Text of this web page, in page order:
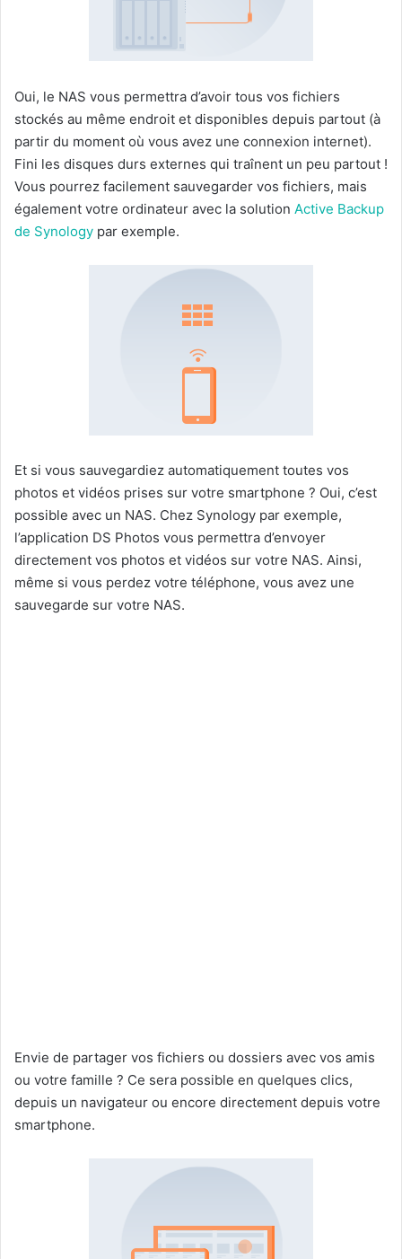
Oui, le NAS vous permettra d’avoir tous vos fichiers
stockés au même endroit et disponibles depuis partout (à
partir du moment où vous avez une connexion internet).
Fini les disques durs externes qui traînent un peu partout !
Vous pourrez facilement sauvegarder vos fichiers, mais
également votre ordinateur avec la solution Active Backup
de Synology par exemple.
Et si vous sauvegardiez automatiquement toutes vos
photos et vidéos prises sur votre smartphone ? Oui, c’est
possible avec un NAS. Chez Synology par exemple,
l’application DS Photos vous permettra d’envoyer
directement vos photos et vidéos sur votre NAS. Ainsi,
même si vous perdez votre téléphone, vous avez une
sauvegarde sur votre NAS.
Envie de partager vos fichiers ou dossiers avec vos amis
ou votre famille ? Ce sera possible en quelques clics,
depuis un navigateur ou encore directement depuis votre
smartphone.